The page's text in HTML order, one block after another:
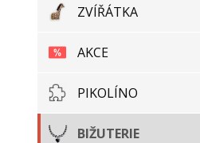
ZVÍŘÁTKA
AKCE
PIKOLÍNO
BIŽUTERIE